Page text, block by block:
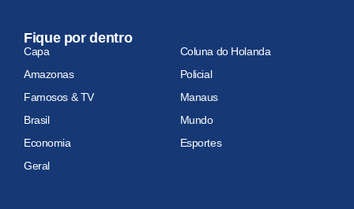
Fique por dentro
Capa
Coluna do Holanda
Amazonas
Policial
Famosos & TV
Manaus
Brasil
Mundo
Economia
Esportes
Geral